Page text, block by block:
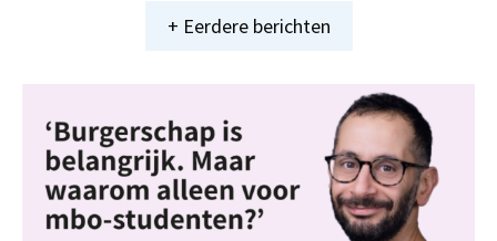
+ Eerdere berichten